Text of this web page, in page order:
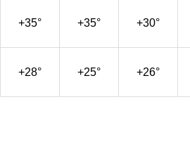
+35° +35° +30°
+28° +25° +26°